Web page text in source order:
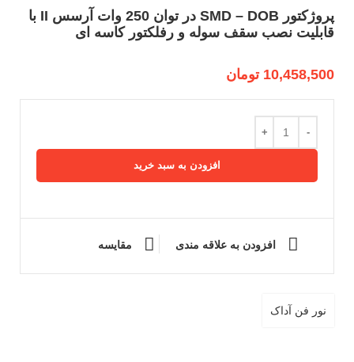
پروژکتور SMD – DOB در توان 250 وات آرسس II با
قابلیت نصب سقف سوله و رفلکتور کاسه ای
10,458,500 تومان
افزودن به سبد خرید
افزودن به علاقه مندی مقایسه
نور فن آداک